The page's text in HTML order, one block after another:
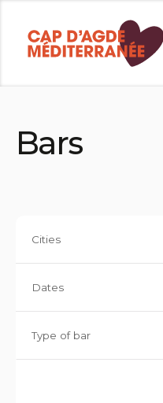
contenu
Bars
Cities
Dates
Type of bar